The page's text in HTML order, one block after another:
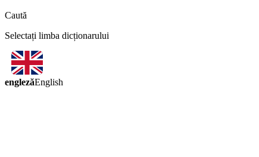
Caută
Selectați limba dicționarului
englezăEnglish